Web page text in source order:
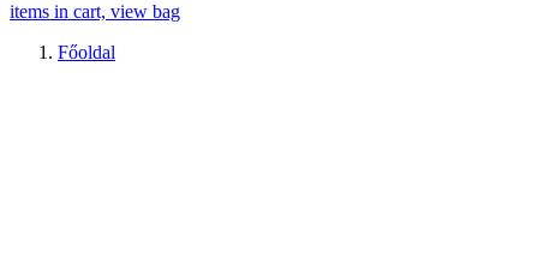
items in cart, view bag
Főoldal